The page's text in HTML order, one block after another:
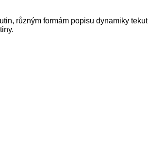
různým formám popisu dynamiky